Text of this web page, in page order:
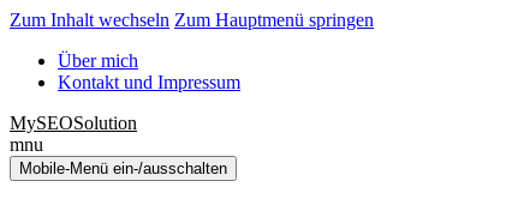
Zum Inhalt wechseln Zum Hauptmenü springen
Über mich
Kontakt und Impressum
MySEOSolution
mnu
Mobile-Menü ein-/ausschalten